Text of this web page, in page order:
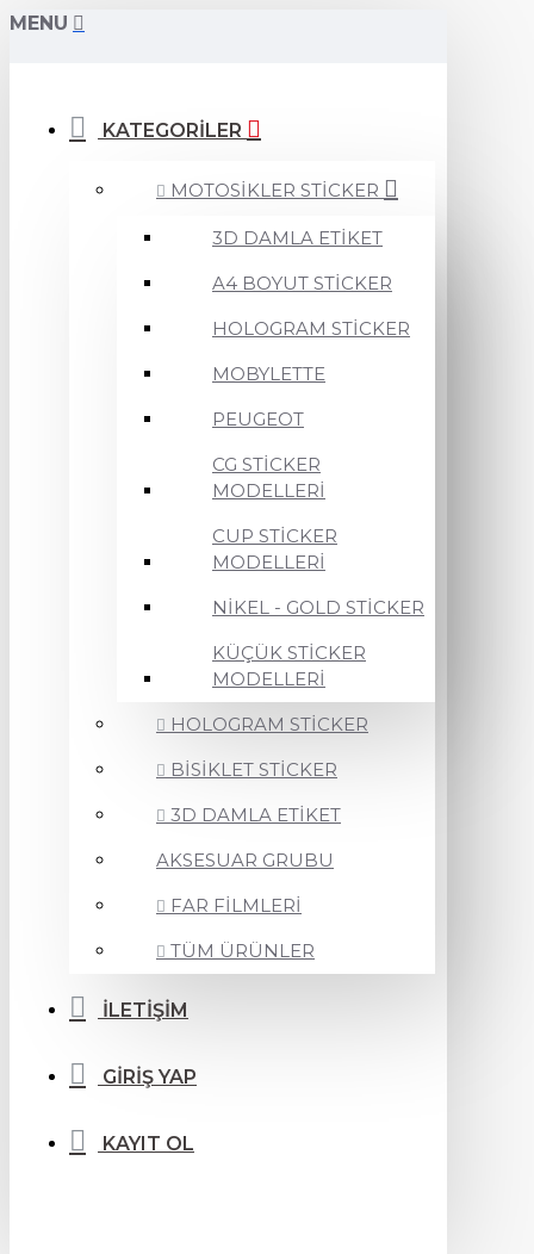
MENU
KATEGORİLER
MOTOSİKLER STİCKER
3D DAMLA ETİKET
A4 BOYUT STİCKER
HOLOGRAM STİCKER
MOBYLETTE
PEUGEOT
CG STİCKER
MODELLERİ
CUP STİCKER
MODELLERİ
NİKEL - GOLD STİCKER
KÜÇÜK STİCKER
MODELLERİ
HOLOGRAM STİCKER
BİSİKLET STİCKER
3D DAMLA ETİKET
AKSESUAR GRUBU
FAR FİLMLERİ
TÜM ÜRÜNLER
İLETİŞİM
GİRİŞ YAP
KAYIT OL